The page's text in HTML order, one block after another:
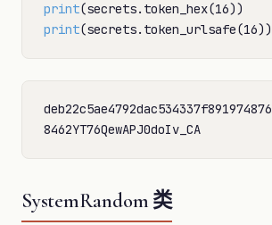
print
print
deb22c5ae4792dac534337f891974876
SystemRandom 类